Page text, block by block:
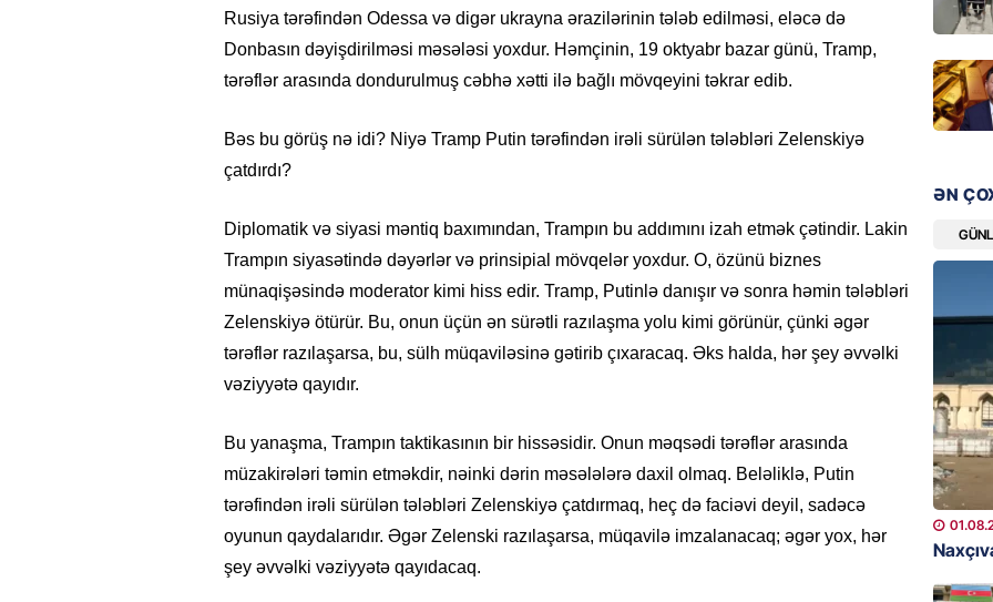
Rusiya tərəfindən Odessa və digər ukrayna ərazilərinin tələb edilməsi, eləcə də
Donbasın dəyişdirilməsi məsələsi yoxdur. Həmçinin, 19 oktyabr bazar günü, Tramp,
tərəflər arasında dondurulmuş cəbhə xətti ilə bağlı mövqeyini təkrar edib.
Bəs bu görüş nə idi? Niyə Tramp Putin tərəfindən irəli sürülən tələbləri Zelenskiyə
çatdırdı?
Diplomatik və siyasi məntiq baxımından, Trampın bu addımını izah etmək çətindir. Lakin
Trampın siyasətində dəyərlər və prinsipial mövqelər yoxdur. O, özünü biznes
münaqişəsində moderator kimi hiss edir. Tramp, Putinlə danışır və sonra həmin tələbləri
Zelenskiyə ötürür. Bu, onun üçün ən sürətli razılaşma yolu kimi görünür, çünki əgər
tərəflər razılaşarsa, bu, sülh müqaviləsinə gətirib çıxaracaq. Əks halda, hər şey əvvəlki
vəziyyətə qayıdır.
Bu yanaşma, Trampın taktikasının bir hissəsidir. Onun məqsədi tərəflər arasında
müzakirələri təmin etməkdir, nəinki dərin məsələlərə daxil olmaq. Beləliklə, Putin
tərəfindən irəli sürülən tələbləri Zelenskiyə çatdırmaq, heç də faciəvi deyil, sadəcə
oyunun qaydalarıdır. Əgər Zelenski razılaşarsa, müqavilə imzalanacaq; əgər yox, hər
şey əvvəlki vəziyyətə qayıdacaq.
DÜNYA
Ad
95
bağlı
BANNER
Çin
GÜNDƏM
Ülviyyə
ƏN